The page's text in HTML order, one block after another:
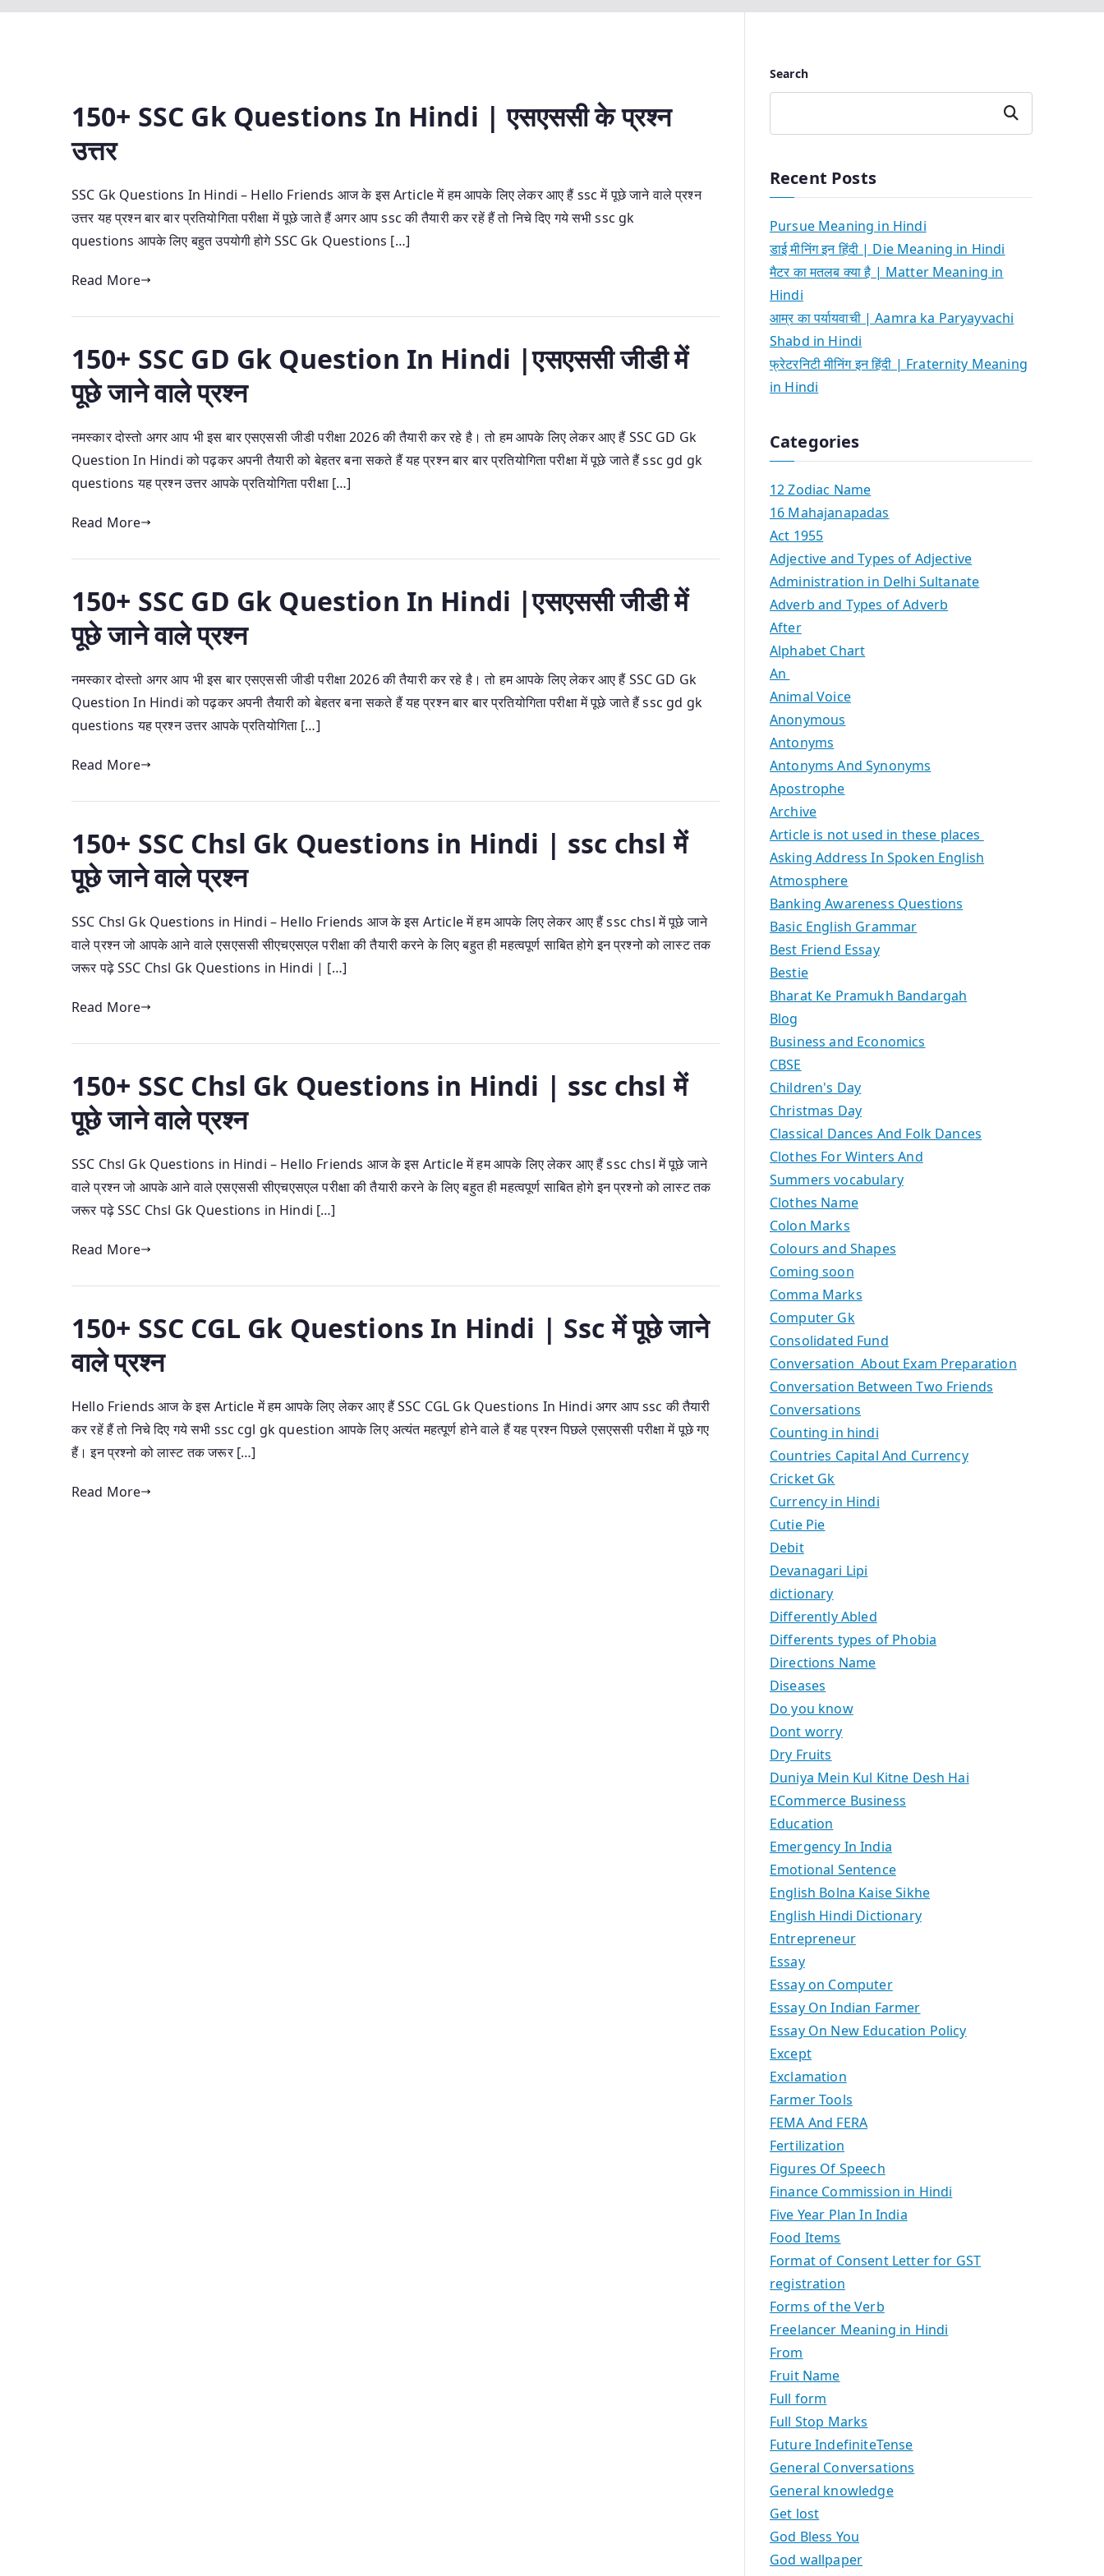
150+ SSC Gk Questions In Hindi | एसएससी के प्रश्न
उत्तर
SSC Gk Questions In Hindi – Hello Friends आज के इस Article में हम आपके लिए लेकर आए हैं ssc में पूछे जाने वाले प्रश्न
उत्तर यह प्रश्न बार बार प्रतियोगिता परीक्षा में पूछे जाते हैं अगर आप ssc की तैयारी कर रहें हैं तो निचे दिए गये सभी ssc gk
questions आपके लिए बहुत उपयोगी होगे SSC Gk Questions […]
Read More
150+ SSC GD Gk Question In Hindi |एसएससी जीडी में
पूछे जाने वाले प्रश्न
नमस्कार दोस्तो अगर आप भी इस बार एसएससी जीडी परीक्षा 2026 की तैयारी कर रहे है। तो हम आपके लिए लेकर आए हैं SSC GD Gk
Question In Hindi को पढ़कर अपनी तैयारी को बेहतर बना सकते हैं यह प्रश्न बार बार प्रतियोगिता परीक्षा में पूछे जाते हैं ssc gd gk
questions यह प्रश्न उत्तर आपके प्रतियोगिता परीक्षा […]
Read More
150+ SSC GD Gk Question In Hindi |एसएससी जीडी में
पूछे जाने वाले प्रश्न
नमस्कार दोस्तो अगर आप भी इस बार एसएससी जीडी परीक्षा 2026 की तैयारी कर रहे है। तो हम आपके लिए लेकर आए हैं SSC GD Gk
Question In Hindi को पढ़कर अपनी तैयारी को बेहतर बना सकते हैं यह प्रश्न बार बार प्रतियोगिता परीक्षा में पूछे जाते हैं ssc gd gk
questions यह प्रश्न उत्तर आपके प्रतियोगिता […]
Read More
150+ SSC Chsl Gk Questions in Hindi | ssc chsl में
पूछे जाने वाले प्रश्न
SSC Chsl Gk Questions in Hindi – Hello Friends आज के इस Article में हम आपके लिए लेकर आए हैं ssc chsl में पूछे जाने
वाले प्रश्न जो आपके आने वाले एसएससी सीएचएसएल परीक्षा की तैयारी करने के लिए बहुत ही महत्वपूर्ण साबित होगे इन प्रश्नो को लास्ट तक
जरूर पढ़े SSC Chsl Gk Questions in Hindi | […]
Read More
150+ SSC Chsl Gk Questions in Hindi | ssc chsl में
पूछे जाने वाले प्रश्न
SSC Chsl Gk Questions in Hindi – Hello Friends आज के इस Article में हम आपके लिए लेकर आए हैं ssc chsl में पूछे जाने
वाले प्रश्न जो आपके आने वाले एसएससी सीएचएसएल परीक्षा की तैयारी करने के लिए बहुत ही महत्वपूर्ण साबित होगे इन प्रश्नो को लास्ट तक
जरूर पढ़े SSC Chsl Gk Questions in Hindi […]
Read More
150+ SSC CGL Gk Questions In Hindi | Ssc में पूछे जाने
वाले प्रश्न
Hello Friends आज के इस Article में हम आपके लिए लेकर आए हैं SSC CGL Gk Questions In Hindi अगर आप ssc की तैयारी
कर रहें हैं तो निचे दिए गये सभी ssc cgl gk question आपके लिए अत्यंत महत्पूर्ण होने वाले हैं यह प्रश्न पिछले एसएससी परीक्षा में पूछे गए
हैं। इन प्रश्नो को लास्ट तक जरूर […]
Read More
Search
Search
Recent Posts
Pursue Meaning in Hindi
डाई मीनिंग इन हिंदी | Die Meaning in Hindi
मैटर का मतलब क्या है | Matter Meaning in
Hindi
आम्र का पर्यायवाची | Aamra ka Paryayvachi
Shabd in Hindi
फ्रेटरनिटी मीनिंग इन हिंदी | Fraternity Meaning
in Hindi
Categories
12 Zodiac Name
16 Mahajanapadas
Act 1955
Adjective and Types of Adjective
Administration in Delhi Sultanate
Adverb and Types of Adverb
After
Alphabet Chart
An
Animal Voice
Anonymous
Antonyms
Antonyms And Synonyms
Apostrophe
Archive
Article is not used in these places
Asking Address In Spoken English
Atmosphere
Banking Awareness Questions
Basic English Grammar
Best Friend Essay
Bestie
Bharat Ke Pramukh Bandargah
Blog
Business and Economics
CBSE
Children's Day
Christmas Day
Classical Dances And Folk Dances
Clothes For Winters And
Summers vocabulary
Clothes Name
Colon Marks
Colours and Shapes
Coming soon
Comma Marks
Computer Gk
Consolidated Fund
Conversation About Exam Preparation
Conversation Between Two Friends
Conversations
Counting in hindi
Countries Capital And Currency
Cricket Gk
Currency in Hindi
Cutie Pie
Debit
Devanagari Lipi
dictionary
Differently Abled
Differents types of Phobia
Directions Name
Diseases
Do you know
Dont worry
Dry Fruits
Duniya Mein Kul Kitne Desh Hai
ECommerce Business
Education
Emergency In India
Emotional Sentence
English Bolna Kaise Sikhe
English Hindi Dictionary
Entrepreneur
Essay
Essay on Computer
Essay On Indian Farmer
Essay On New Education Policy
Except
Exclamation
Farmer Tools
FEMA And FERA
Fertilization
Figures Of Speech
Finance Commission in Hindi
Five Year Plan In India
Food Items
Format of Consent Letter for GST
registration
Forms of the Verb
Freelancer Meaning in Hindi
From
Fruit Name
Full form
Full Stop Marks
Future IndefiniteTense
General Conversations
General knowledge
Get lost
God Bless You
God wallpaper